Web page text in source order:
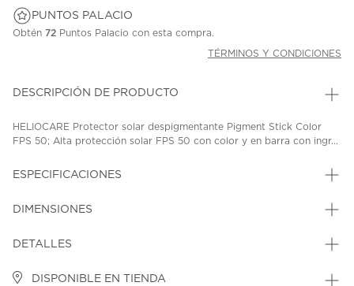
PUNTOS PALACIO
Obtén 72 Puntos Palacio con esta compra.
TÉRMINOS Y CONDICIONES
DESCRIPCIÓN DE PRODUCTO
HELIOCARE Protector solar despigmentante Pigment Stick Color
FPS 50; Alta protección solar FPS 50 con color y en barra con ingr...
ESPECIFICACIONES
DIMENSIONES
DETALLES
DISPONIBLE EN TIENDA